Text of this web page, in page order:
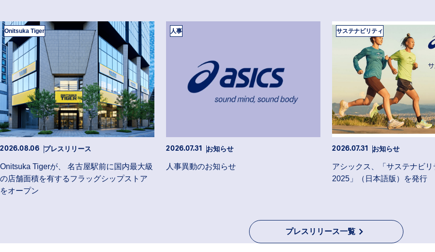
Onitsuka Tiger
2026.08.06 プレスリリース
Onitsuka Tigerが、 名古屋駅前に国内最大級
の店舗面積を有するフラッグシップストア
をオープン
人事
2026.07.31 お知らせ
人事異動のお知らせ
サステナビリティ
2026.07.31 お知らせ
アシックス、「サステナビ
2025」（日本語版）を発行
プレスリリース一覧